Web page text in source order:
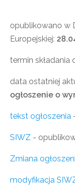
opublikowano w
Europejskiej:
termin składania
data ostatniej
ogłoszenie o
tekst ogłoszenia
SIWZ -
Zmiana
modyfikacja